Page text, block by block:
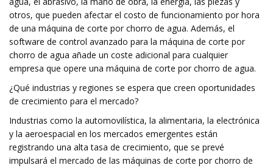
otros, que pueden afectar el costo de funcionamiento por hora
de una máquina de corte por chorro de agua. Además, el
software de control avanzado para la máquina de corte por
chorro de agua añade un coste adicional para cualquier
empresa que opere una máquina de corte por chorro de agua.
¿Qué industrias y regiones se espera que creen oportunidades
de crecimiento para el mercado?
Industrias como la automovilística, la alimentaria, la electrónica
y la aeroespacial en los mercados emergentes están
registrando una alta tasa de crecimiento, que se prevé
impulsará el mercado de las máquinas de corte por chorro de